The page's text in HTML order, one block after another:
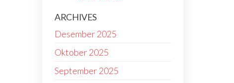
ARCHIVES
Desember 2025
Oktober 2025
September 2025